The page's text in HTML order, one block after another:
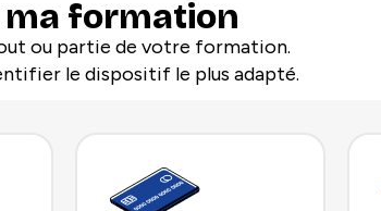
formation
ou partie de votre formation.
le dispositif le plus adapté.